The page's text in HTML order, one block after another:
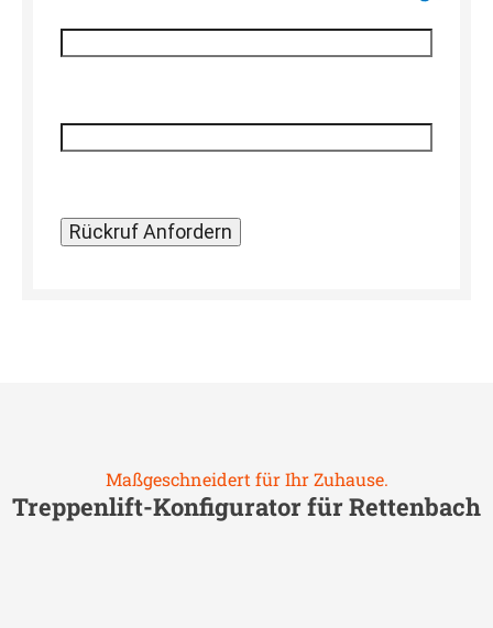
Maßgeschneidert für Ihr Zuhause.
Treppenlift-Konfigurator fürRettenbach